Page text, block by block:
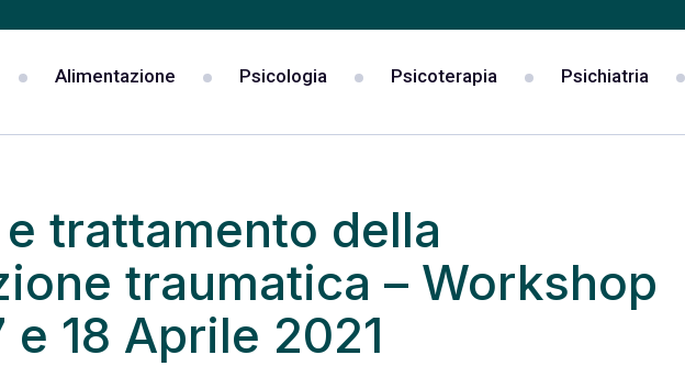
Alimentazione Psicologia Psicoterapia Psichiatria
trattamento della
traumatica – Workshop
e 18 Aprile 2021